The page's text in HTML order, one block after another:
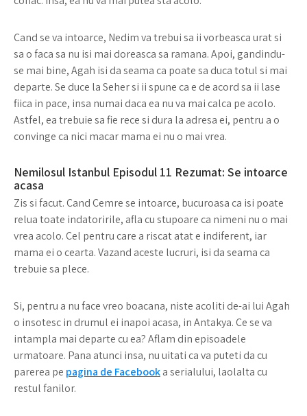
Cand se va intoarce, Nedim va trebui sa ii vorbeasca urat si
sa o faca sa nu isi mai doreasca sa ramana. Apoi, gandindu-
se mai bine, Agah isi da seama ca poate sa duca totul si mai
departe. Se duce la Seher si ii spune ca e de acord sa ii lase
fiica in pace, insa numai daca ea nu va mai calca pe acolo.
Astfel, ea trebuie sa fie rece si dura la adresa ei, pentru a o
convinge ca nici macar mama ei nu o mai vrea.
Nemilosul Istanbul Episodul 11 Rezumat: Se intoarce
acasa
Zis si facut. Cand Cemre se intoarce, bucuroasa ca isi poate
relua toate indatoririle, afla cu stupoare ca nimeni nu o mai
vrea acolo. Cel pentru care a riscat atat e indiferent, iar
mama ei o cearta. Vazand aceste lucruri, isi da seama ca
trebuie sa plece.
Si, pentru a nu face vreo boacana, niste acoliti de-ai lui Agah
o insotesc in drumul ei inapoi acasa, in Antakya. Ce se va
intampla mai departe cu ea? Aflam din episoadele
urmatoare. Pana atunci insa, nu uitati ca va puteti da cu
parerea pe pagina de Facebooka serialului, laolalta cu
restul fanilor.